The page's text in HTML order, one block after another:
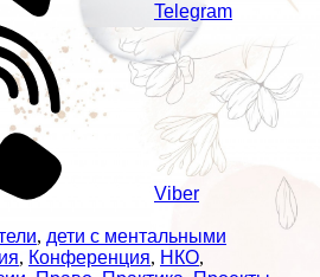
Telegram
Viber
, дети с ментальными
, Конференция, НКО,